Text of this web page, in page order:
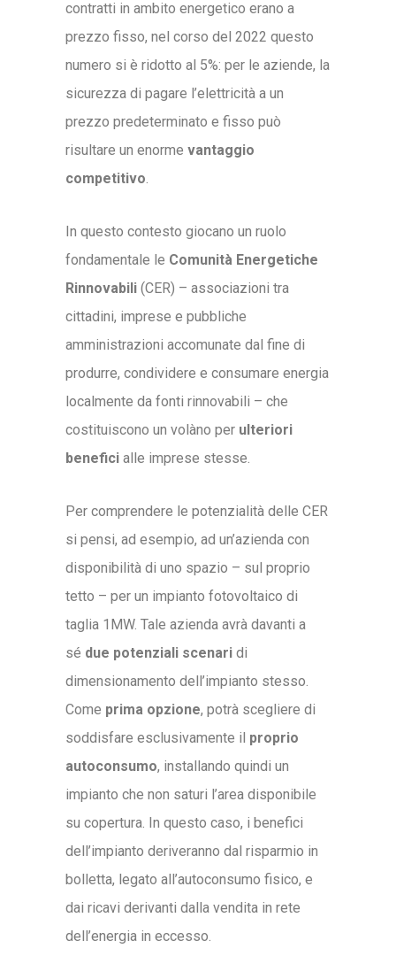
contratti in ambito energetico erano a
prezzo fisso, nel corso del 2022 questo
numero si è ridotto al 5%: per le aziende, la
sicurezza di pagare l’elettricità a un
prezzo predeterminato e fisso può
risultare un enorme vantaggio
competitivo.
In questo contesto giocano un ruolo
fondamentale le Comunità Energetiche
Rinnovabili (CER) – associazioni tra
cittadini, imprese e pubbliche
amministrazioni accomunate dal fine di
produrre, condividere e consumare energia
localmente da fonti rinnovabili – che
costituiscono un volàno per ulteriori
beneficialle imprese stesse.
Per comprendere le potenzialità delle CER
si pensi, ad esempio, ad un’azienda con
disponibilità di uno spazio – sul proprio
tetto – per un impianto fotovoltaico di
taglia 1MW. Tale azienda avrà davanti a
sé due potenziali scenaridi
dimensionamento dell’impianto stesso.
Come prima opzione, potrà scegliere di
soddisfare esclusivamente il proprio
autoconsumo, installando quindi un
impianto che non saturi l’area disponibile
su copertura. In questo caso, i benefici
dell’impianto deriveranno dal risparmio in
bolletta, legato all’autoconsumo fisico, e
dai ricavi derivanti dalla vendita in rete
dell’energia in eccesso.